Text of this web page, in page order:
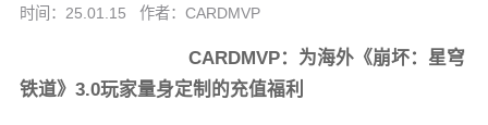
时间：25.01.15 作者：CARDMVP
CARDMVP：为海外《崩坏：星穹
铁道》 3.0玩家量身定制的充值福利